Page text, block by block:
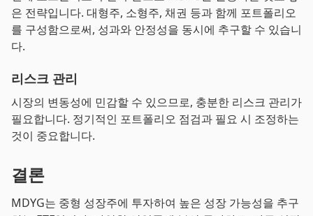
은 전략입니다. 대형주, 소형주, 채권 등과 함께 포트폴리오
를 구성함으로써, 성과와 안정성을 동시에 추구할 수 있습니
다.
리스크 관리
시장의 변동성에 민감할 수 있으므로, 충분한 리스크 관리가
필요합니다. 정기적인 포트폴리오 점검과 필요 시 조정하는
것이 중요합니다.
결론
MDYG는 중형 성장주에 투자하여 높은 성장 가능성을 추구